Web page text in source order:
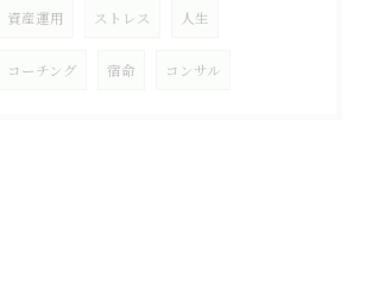
資産運用 ストレス 人生
コーチング 宿命 コンサル